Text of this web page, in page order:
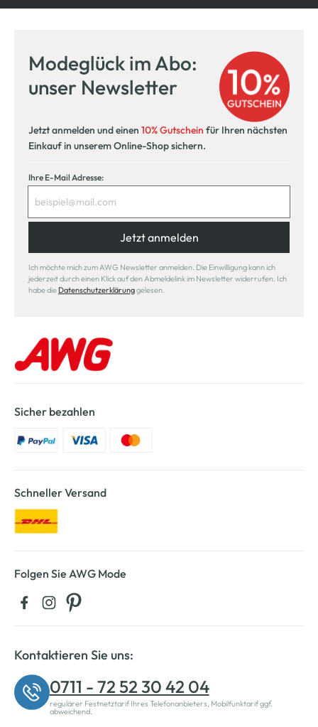
Modeglück im Abo:
unser Newsletter
Jetzt anmelden und einen 10% Gutschein für Ihren nächsten
Einkauf in unserem Online-Shop sichern.
Ihre E-Mail Adresse:
Jetzt anmelden
Ich möchte mich zum AWG Newsletter anmelden. Die Einwilligung kann ich
jederzeit durch einen Klick auf den Abmeldelink im Newsletter widerrufen. Ich
habe die Datenschutzerklärunggelesen.
Sicher bezahlen
Schneller Versand
Folgen Sie AWG Mode
Kontaktieren Sie uns:
0711 - 72 52 30 42 04
regulärer Festnetztarif Ihres Telefonanbieters, Mobilfunktarif ggf.
abweichend.